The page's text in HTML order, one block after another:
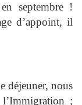
septembre !
d’appoint, il
déjeuner, nous
;